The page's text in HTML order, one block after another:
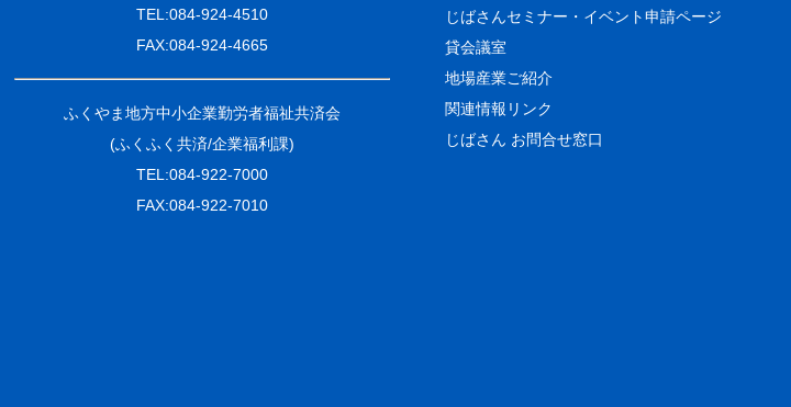
TEL:084-924-4510
FAX:084-924-4665
ふくやま地方中小企業勤労者福祉共済会
(ふくふく共済/企業福利課)
TEL:084-922-7000
FAX:084-922-7010
じばさんセミナー・イベント申請ページ
貸会議室
地場産業ご紹介
関連情報リンク
じばさん お問合せ窓口